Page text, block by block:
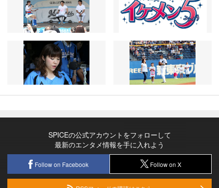
SPICEの公式アカウントをフォローして
最新のエンタメ情報を手に入れよう
Follow on Facebook Follow on X